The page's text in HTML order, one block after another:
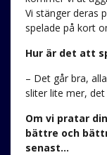
Vi stänger deras
spelade på kort
Hur är det att
– Det går bra,
sliter lite mer,
Om vi pratar
bättre och
senast…